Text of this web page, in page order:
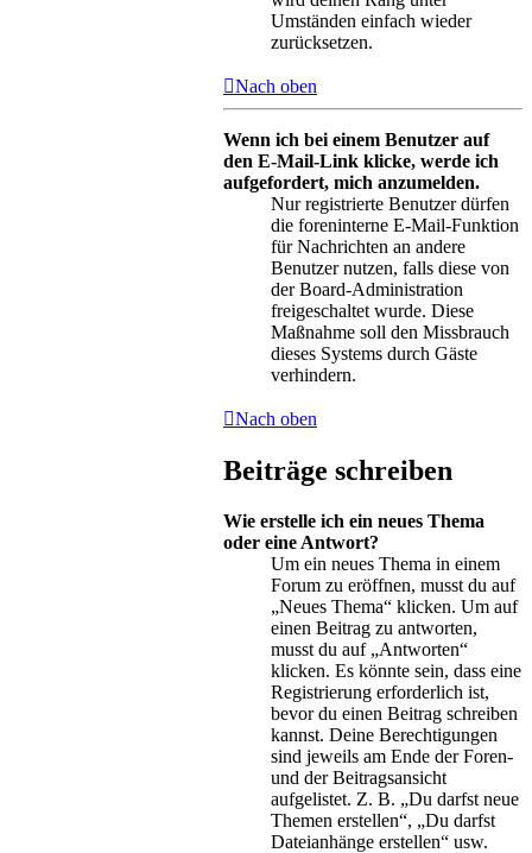
Umständen einfach wieder
zurücksetzen.
Nach oben
Wenn ich bei einem Benutzer auf
den E-Mail-Link klicke, werde ich
aufgefordert, mich anzumelden.
Nur registrierte Benutzer dürfen
die foreninterne E-Mail-Funktion
für Nachrichten an andere
Benutzer nutzen, falls diese von
der Board-Administration
freigeschaltet wurde. Diese
Maßnahme soll den Missbrauch
dieses Systems durch Gäste
verhindern.
Nach oben
Beiträge schreiben
Wie erstelle ich ein neues Thema
oder eine Antwort?
Um ein neues Thema in einem
Forum zu eröffnen, musst du auf
„Neues Thema“ klicken. Um auf
einen Beitrag zu antworten,
musst du auf „Antworten“
klicken. Es könnte sein, dass eine
Registrierung erforderlich ist,
bevor du einen Beitrag schreiben
kannst. Deine Berechtigungen
sind jeweils am Ende der Foren-
und der Beitragsansicht
aufgelistet. Z. B. „Du darfst neue
Themen erstellen“, „Du darfst
Dateianhänge erstellen“ usw.